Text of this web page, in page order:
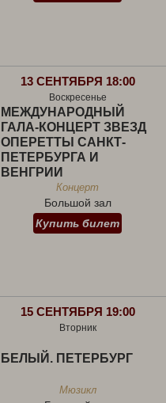
13 СЕНТЯБРЯ 18:00
Воскресенье
МЕЖДУНАРОДНЫЙ
ГАЛА-КОНЦЕРТ ЗВЕЗД
ОПЕРЕТТЫ САНКТ-
ПЕТЕРБУРГА И
ВЕНГРИИ
Концерт
Большой зал
Купить билет
15 СЕНТЯБРЯ 19:00
Вторник
БЕЛЫЙ. ПЕТЕРБУРГ
Мюзикл